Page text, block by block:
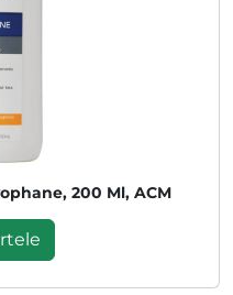
200 Ml, ACM